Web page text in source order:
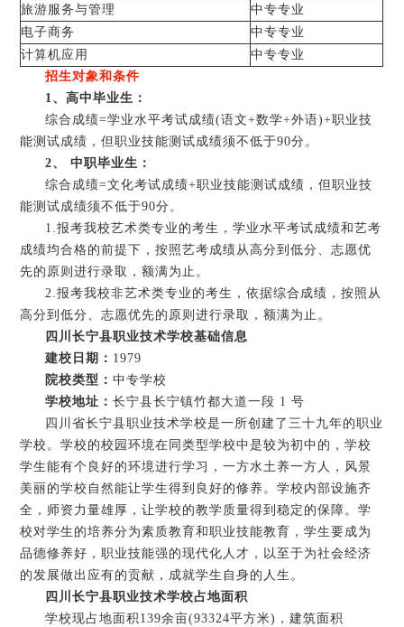
旅游服务与管理
中专专业
电子商务
中专专业
计算机应用
中专专业
招生对象和条件
1、高中毕业生：
综合成绩=学业水平考试成绩(语文+数学+外语)+职业技
能测试成绩，但职业技能测试成绩须不低于90分。
2、 中职毕业生：
综合成绩=文化考试成绩+职业技能测试成绩，但职业技
能测试成绩须不低于90分。
1.报考我校艺术类专业的考生，学业水平考试成绩和艺考
成绩均合格的前提下，按照艺考成绩从高分到低分、志愿优
先的原则进行录取，额满为止。
2.报考我校非艺术类专业的考生，依据综合成绩，按照从
高分到低分、志愿优先的原则进行录取，额满为止。
四川长宁县职业技术学校基础信息
建校日期： 1979
院校类型：中专学校
学校地址：长宁县长宁镇竹都大道一段 1 号
四川省长宁县职业技术学校是一所创建了三十九年的职业
学校。学校的校园环境在同类型学校中是较为初中的，学校
学生能有个良好的环境进行学习，一方水土养一方人，风景
美丽的学校自然能让学生得到良好的修养。学校内部设施齐
全，师资力量雄厚，让学校的教学质量得到稳定的保障。学
校对学生的培养分为素质教育和职业技能教育，学生要成为
品德修养好，职业技能强的现代化人才，以至于为社会经济
的发展做出应有的贡献，成就学生自身的人生。
四川长宁县职业技术学校占地面积
学校现占地面积139余亩(93324平方米)，建筑面积